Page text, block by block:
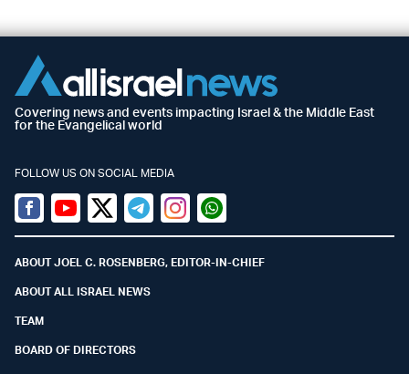
Covering news and events impacting Israel & the Middle East
for the Evangelical world
FOLLOW US ON SOCIAL MEDIA
Facebook
YoutubeTwitter (X)
TelegramInstagramWhatsapp
ABOUT JOEL C. ROSENBERG, EDITOR-IN-CHIEF
ABOUT ALL ISRAEL NEWS
TEAM
BOARD OF DIRECTORS